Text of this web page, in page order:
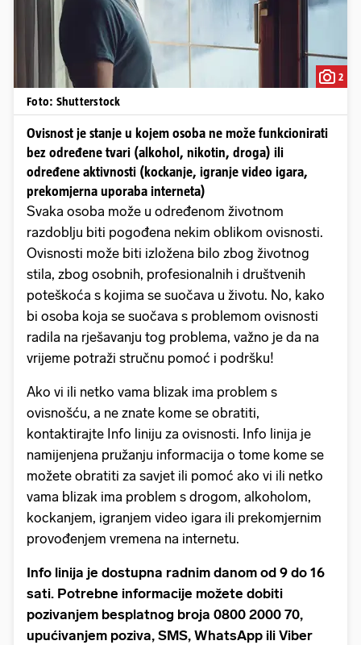
2
Foto: Shutterstock
Ovisnost je stanje u kojem osoba ne može funkcionirati
bez određene tvari (alkohol, nikotin, droga) ili
određene aktivnosti (kockanje, igranje video igara,
prekomjerna uporaba interneta)
Svaka osoba može u određenom životnom
razdoblju biti pogođena nekim oblikom ovisnosti.
Ovisnosti može biti izložena bilo zbog životnog
stila, zbog osobnih, profesionalnih i društvenih
poteškoća s kojima se suočava u životu. No, kako
bi osoba koja se suočava s problemom ovisnosti
radila na rješavanju tog problema, važno je da na
vrijeme potraži stručnu pomoć i podršku!
Ako vi ili netko vama blizak ima problem s
ovisnošću, a ne znate kome se obratiti,
kontaktirajte Info liniju za ovisnosti. Info linija je
namijenjena pružanju informacija o tome kome se
možete obratiti za savjet ili pomoć ako vi ili netko
vama blizak ima problem s drogom, alkoholom,
kockanjem, igranjem video igara ili prekomjernim
provođenjem vremena na internetu.
Info linija je dostupna radnim danom od 9 do 16
sati. Potrebne informacije možete dobiti
pozivanjem besplatnog broja 0800 2000 70,
upućivanjem poziva, SMS, WhatsApp ili Viber